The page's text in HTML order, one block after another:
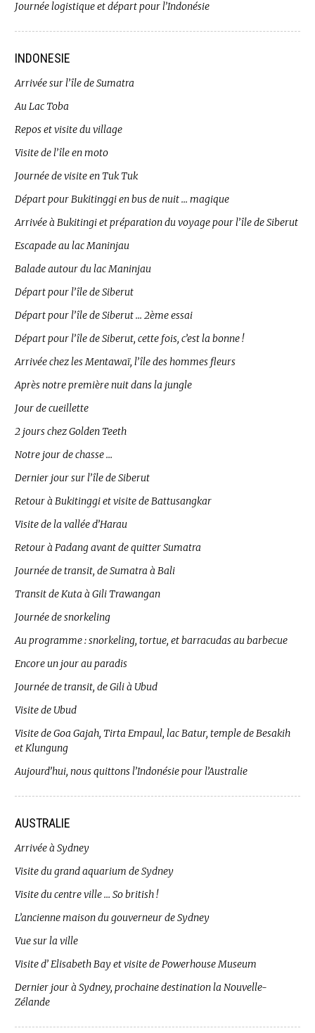
Journée logistique et départ pour l’Indonésie
INDONESIE
Arrivée sur l’île de Sumatra
Au Lac Toba
Repos et visite du village
Visite de l’île en moto
Journée de visite en Tuk Tuk
Départ pour Bukitinggi en bus de nuit … magique
Arrivée à Bukitingi et préparation du voyage pour l’île de Siberut
Escapade au lac Maninjau
Balade autour du lac Maninjau
Départ pour l’île de Siberut
Départ pour l’île de Siberut … 2ème essai
Départ pour l’île de Siberut, cette fois, c’est la bonne !
Arrivée chez les Mentawaï, l’île des hommes fleurs
Après notre première nuit dans la jungle
Jour de cueillette
2 jours chez Golden Teeth
Notre jour de chasse …
Dernier jour sur l’île de Siberut
Retour à Bukitinggi et visite de Battusangkar
Visite de la vallée d’Harau
Retour à Padang avant de quitter Sumatra
Journée de transit, de Sumatra à Bali
Transit de Kuta à Gili Trawangan
Journée de snorkeling
Au programme : snorkeling, tortue, et barracudas au barbecue
Encore un jour au paradis
Journée de transit, de Gili à Ubud
Visite de Ubud
Visite de Goa Gajah, Tirta Empaul, lac Batur, temple de Besakih
et Klungung
Aujourd’hui, nous quittons l’Indonésie pour l’Australie
AUSTRALIE
Arrivée à Sydney
Visite du grand aquarium de Sydney
Visite du centre ville … So british !
L’ancienne maison du gouverneur de Sydney
Vue sur la ville
Visite d’ Elisabeth Bay et visite de Powerhouse Museum
Dernier jour à Sydney, prochaine destination la Nouvelle-
Zélande